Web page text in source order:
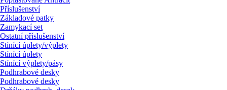
Příslušenství
Základové patky
Zamykací set
Ostatní příslušenství
Stínící úplety/výplety
Stínící úplety
Stínící výplety/pásy
Podhrabové desky
Podhrabové desky